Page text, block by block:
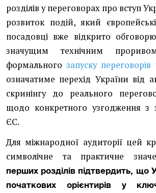
розділів у переговорах про вступ
розвиток подій, який
посадовці вже відкрито
значущим технічним
формальногозапуску
означатиме перехід України від
скринінгу до реального
щодо конкретного узгодження з
ЄС.
Для міжнародної аудиторії цей
символічне та практичне
перших розділів підтвердить, що
початкових орієнтирів у